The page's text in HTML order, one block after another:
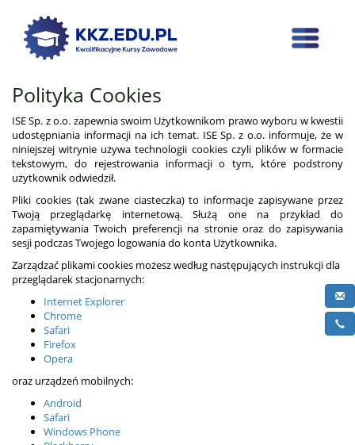
Polityka Cookies
ISE Sp. z o.o. zapewnia swoim Użytkownikom prawo wyboru w kwestii
udostępniania informacji na ich temat. ISE Sp. z o.o. informuje, że w
niniejszej witrynie używa technologii cookies czyli plików w formacie
tekstowym, do rejestrowania informacji o tym, które podstrony
użytkownik odwiedził.
Pliki cookies (tak zwane ciasteczka) to informacje zapisywane przez
Twoją przeglądarkę internetową. Służą one na przykład do
zapamiętywania Twoich preferencji na stronie oraz do zapisywania
sesji podczas Twojego logowania do konta Użytkownika.
Zarządzać plikami cookies możesz według następujących instrukcji dla
przeglądarek stacjonarnych:
Internet Explorer
Chrome
Safari
Firefox
Opera
oraz urządzeń mobilnych:
Android
Safari
Windows Phone